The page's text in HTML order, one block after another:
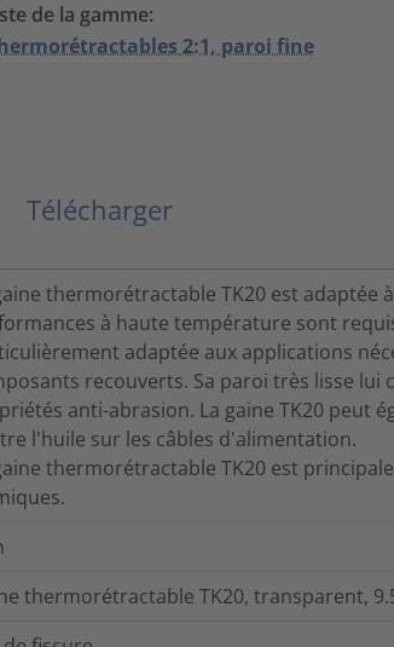
de la gamme:
2:1, paroi fine
Télécharger
thermorétractable TK20 est adaptée
à haute température sont
adaptée aux applications
recouverts. Sa paroi très lisse lui
anti-abrasion. La gaine TK20 peut
l'huile sur les câbles d'alimentation.
thermorétractable TK20 est
thermorétractable TK20, transparent,